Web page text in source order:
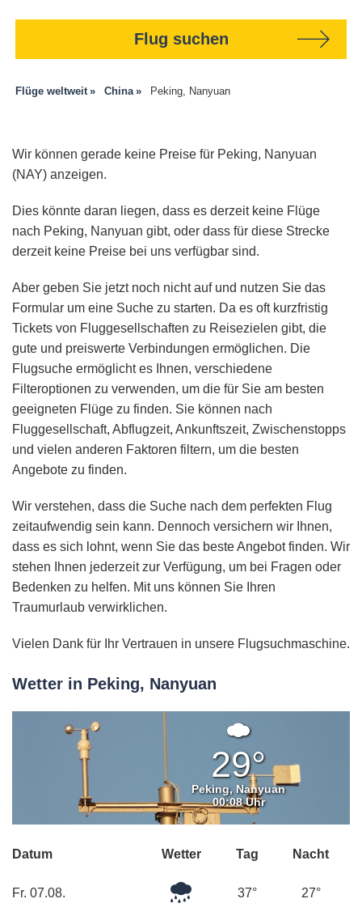
Flug suchen
Flüge weltweit China Peking, Nanyuan
Wir können gerade keine Preise für Peking, Nanyuan
(NAY) anzeigen.
Dies könnte daran liegen, dass es derzeit keine Flüge
nach Peking, Nanyuan gibt, oder dass für diese Strecke
derzeit keine Preise bei uns verfügbar sind.
Aber geben Sie jetzt noch nicht auf und nutzen Sie das
Formular um eine Suche zu starten. Da es oft kurzfristig
Tickets von Fluggesellschaften zu Reisezielen gibt, die
gute und preiswerte Verbindungen ermöglichen. Die
Flugsuche ermöglicht es Ihnen, verschiedene
Filteroptionen zu verwenden, um die für Sie am besten
geeigneten Flüge zu finden. Sie können nach
Fluggesellschaft, Abflugzeit, Ankunftszeit, Zwischenstopps
und vielen anderen Faktoren filtern, um die besten
Angebote zu finden.
Wir verstehen, dass die Suche nach dem perfekten Flug
zeitaufwendig sein kann. Dennoch versichern wir Ihnen,
dass es sich lohnt, wenn Sie das beste Angebot finden. Wir
stehen Ihnen jederzeit zur Verfügung, um bei Fragen oder
Bedenken zu helfen. Mit uns können Sie Ihren
Traumurlaub verwirklichen.
Vielen Dank für Ihr Vertrauen in unsere Flugsuchmaschine.
Wetter in Peking, Nanyuan
Ein
paar
Wolken
29°
Peking, Nanyuan
00:08 Uhr
Datum Wetter Tag Nacht
Fr. 07.08. 37° 27°